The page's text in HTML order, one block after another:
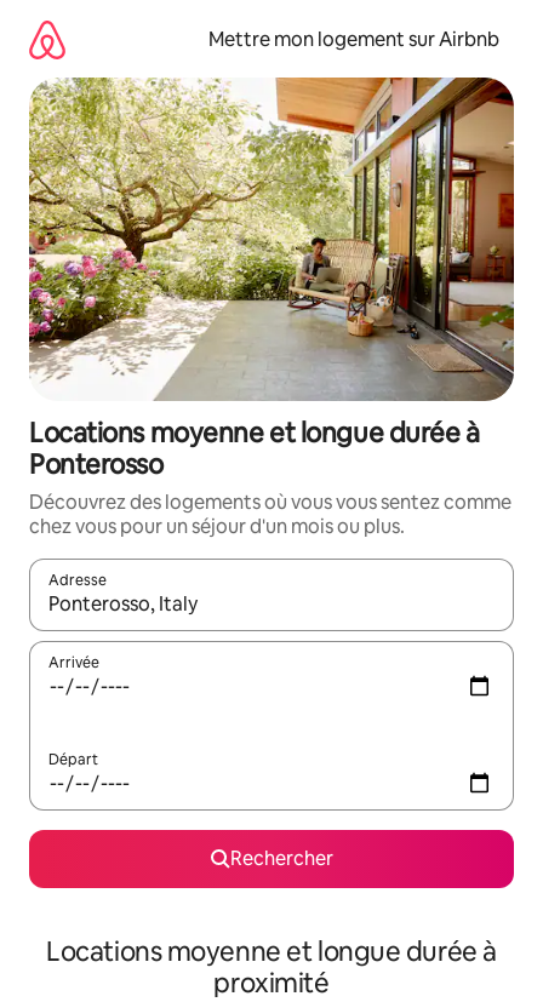
directement
contenu
Mettre mon logement sur Airbnb
Locations moyenne et longue durée à
Ponterosso
Découvrez des logements où vous vous sentez comme
chez vous pour un séjour d'un mois ou plus.
Adresse
Lorsque les résultats s'affichent, utilisez les flèches vers le
Arrivée
Départ
Rechercher
Locations moyenne et longue durée à
proximité